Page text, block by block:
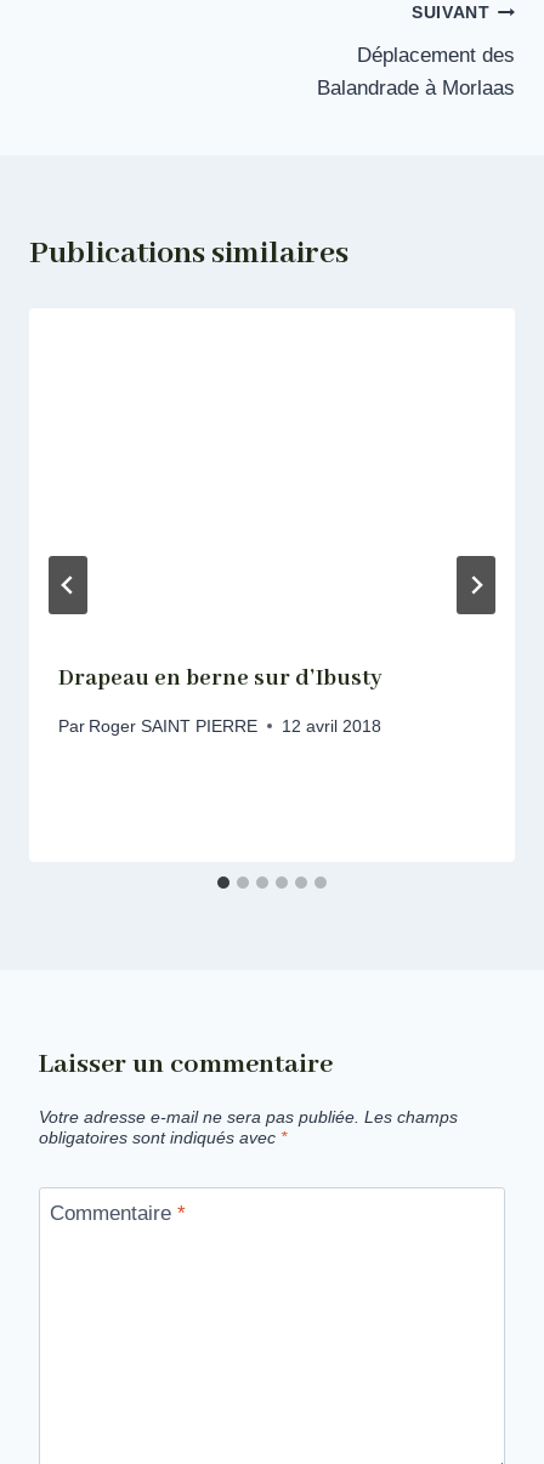
SUIVANT
Déplacement des
Balandrade à Morlaas
Publications similaires
Drapeau en berne sur d’Ibusty
Par Roger SAINT PIERRE 12 avril 2018
Laisser un commentaire
Votre adresse e-mail ne sera pas publiée. Les champs
obligatoires sont indiqués avec *
Commentaire *